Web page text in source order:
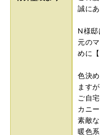
誠に
N様邸
元の
めに
色決
ますが
ご自
カニ
素敵
暖色